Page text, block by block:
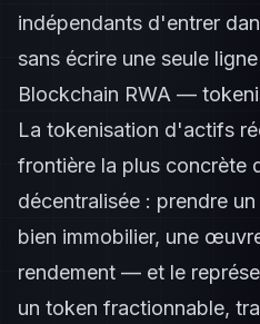
indépendants d'entrer
sans écrire une seule
Blockchain RWA —
La tokenisation d'actifs
frontière la plus concrète
décentralisée : prendre
bien immobilier, une
rendement — et le
un token fractionnable,